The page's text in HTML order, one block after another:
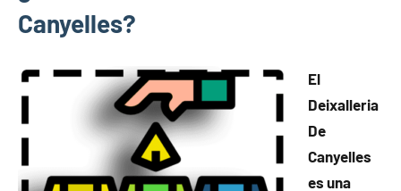
Canyelles?
El
Deixalleria
De
Canyelles
es una